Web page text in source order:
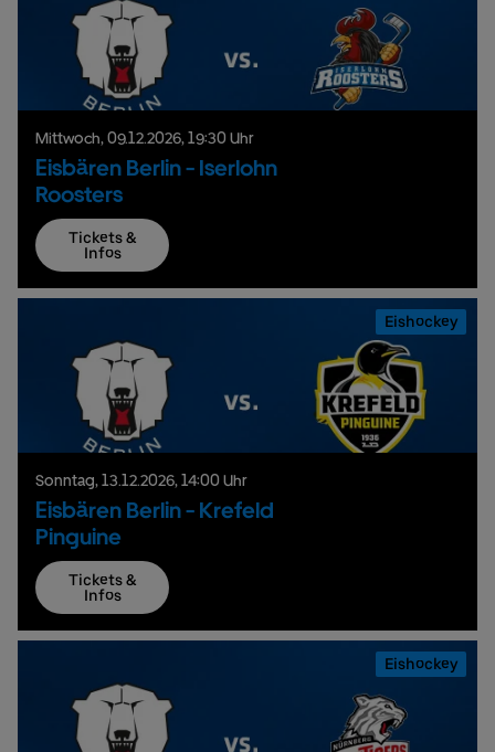
Mittwoch, 09.12.2026, 19:30 Uhr
Eisbären Berlin - Iserlohn
Roosters
Tickets &
Infos
Eishockey
Sonntag, 13.12.2026, 14:00 Uhr
Eisbären Berlin - Krefeld
Pinguine
Tickets &
Infos
Eishockey